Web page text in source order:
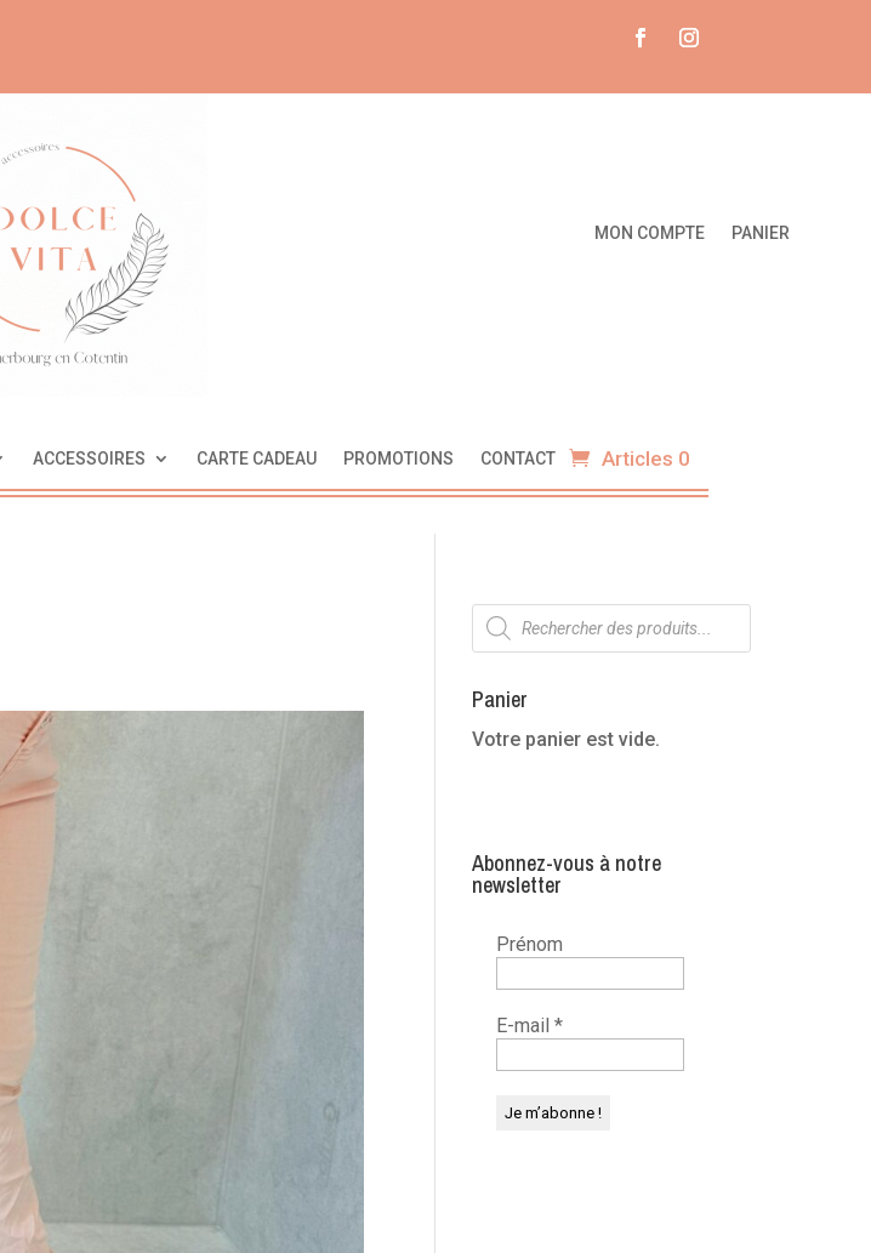
MON COMPTE PANIER
ACCESSOIRES CARTE CADEAU PROMOTIONS CONTACT Articles 0
Recherche
de
produits
Panier
Votre panier est vide.
Abonnez-vous à notre
newsletter
Prénom
E-mail*